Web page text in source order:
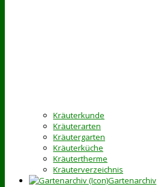
Kräuterkunde
Kräuterarten
Kräutergarten
Kräuterküche
Kräutertherme
Kräuterverzeichnis
Gartenarchiv